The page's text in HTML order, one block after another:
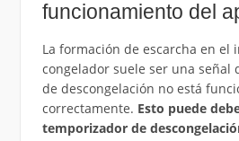
funcionamiento del
La formación de escarcha en el
congelador suele ser una señal
de descongelación no está
correctamente. Esto puede
temporizador de